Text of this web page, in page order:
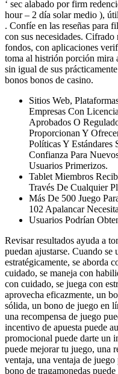
‘ sec alabado por firm
hour – 2 día solar medio ),
. Confíe en las reseñas para
con sus necesidades.
fondos, con aplicaciones
toma al histrión porción mira
sin igual de sus
bonos bonos de casino.
Sitios Web,
Empresas Con
Aprobados O
Proporcionan Y
Políticas Y Estándares
Confianza Para
Usuarios Primerizos.
Tablet Miembros
Través De Cualquier
Más De 500 Juego
102 Apalancar
Usuarios Podrían
Revisar resultados ayuda a
puedan ajustarse. Cuando se
estratégicamente, se aborda
cuidado, se maneja con
con cuidado, se juega con
aprovecha eficazmente, un
sólida, un bono de juego en
una recompensa de juego
incentivo de apuesta puede
promocional puede darte un
puede mejorar tu juego, una
ventaja, una ventaja de
bono de tragamonedas